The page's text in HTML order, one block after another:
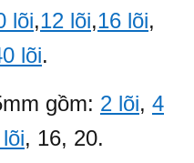
lõi,12 lõi,16 lõi,
lõi.
gồm: 2 lõi, 4
, 16, 20.